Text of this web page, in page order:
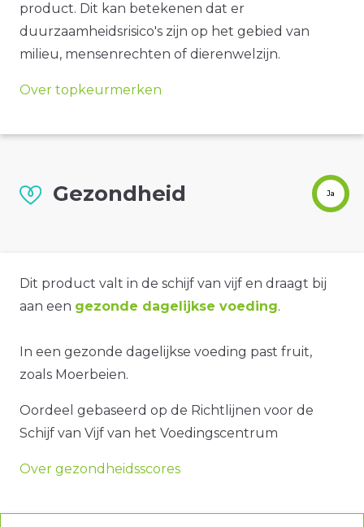
product. Dit kan betekenen dat er
duurzaamheidsrisico's zijn op het gebied van
milieu, mensenrechten of dierenwelzijn.
Over topkeurmerken
Gezondheid Ja
Dit product valt in de schijf van vijf en draagt bij
aan een gezonde dagelijkse voeding.
In een gezonde dagelijkse voeding past fruit,
zoals Moerbeien.
Oordeel gebaseerd op de Richtlijnen voor de
Schijf van Vijf van het Voedingscentrum
Over gezondheidsscores